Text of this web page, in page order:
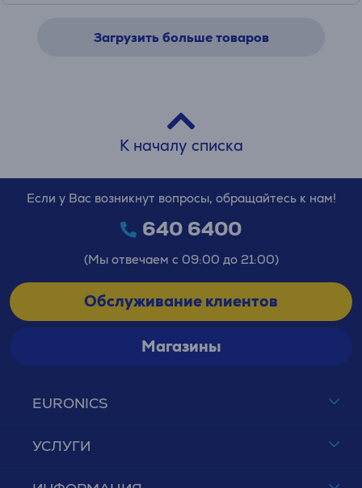
Загрузить больше товаров
К началу списка
EURONICS
УСЛУГИ
Если у Вас возникнут вопросы, обращайтесь к нам!
640 6400
(Мы отвечаем с 09:00 до 21:00)
Обслуживание клиентов
Магазины